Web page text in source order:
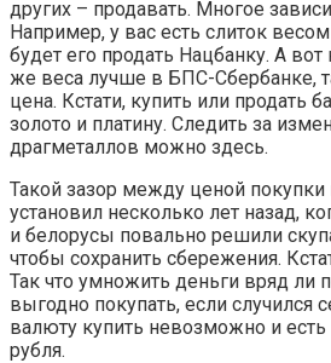
других – продавать. Многое
Например, у вас есть слиток
будет его продать Нацбанку. А вот
же веса лучше в БПС-Сбербанке,
цена. Кстати, купить или продать
золото и платину. Следить за
драгметаллов можно здесь.
Такой зазор между ценой
установил несколько лет назад,
и белорусы повально решили
чтобы сохранить сбережения.
Так что умножить деньги вряд ли
выгодно покупать, если случился
валюту купить невозможно и есть
рубля.